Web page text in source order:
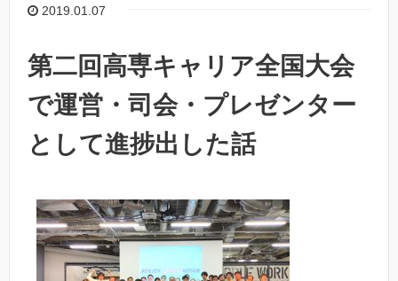
2019.01.07
第二回高専キャリア全国大会
で運営・司会・プレゼンター
として進捗出した話